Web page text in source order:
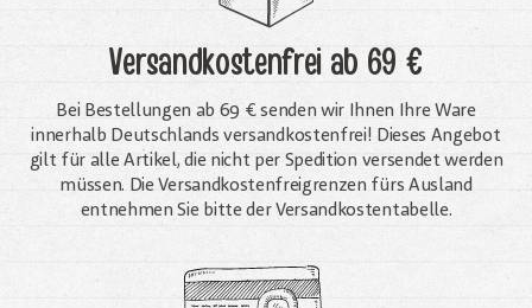
Versandkostenfreiab 69 €
Bei Bestellungen ab 69 € senden wir Ihnen Ihre Ware
innerhalb Deutschlands versandkostenfrei! Dieses Angebot
gilt für alle Artikel, die nicht per Spedition versendet werden
müssen. Die Versandkosten­freigrenzen fürs Ausland
entnehmen Sie bitte der Versandkostentabelle.